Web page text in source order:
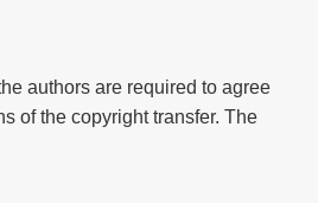
authors are required to agree
of the copyright transfer. The